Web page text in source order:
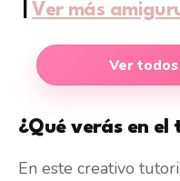
Ver más
Ver
¿Qué verás en
En este creativo